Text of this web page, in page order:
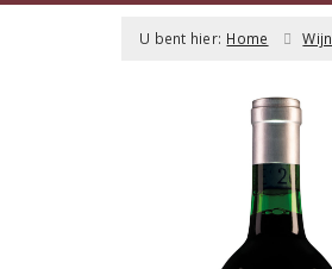
U bent hier: Home Wijn